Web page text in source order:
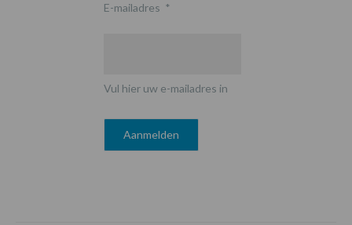
E-mailadres *
Vul hier uw e-mailadres in